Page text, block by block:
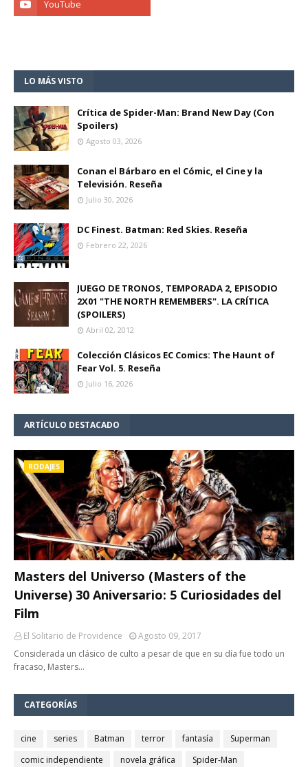
LO MÁS VISTO
Crítica de Spider-Man: Brand New Day (Con
Spoilers)
Agosto 03, 2026
Conan el Bárbaro en el Cómic, el Cine y la
Televisión. Reseña
Julio 30, 2026
DC Finest. Batman: Red Skies. Reseña
Febrero 22, 2026
JUEGO DE TRONOS, TEMPORADA 2, EPISODIO
2X01 "THE NORTH REMEMBERS". LA CRÍTICA
(SPOILERS)
Abril 02, 2012
Colección Clásicos EC Comics: The Haunt of
Fear Vol. 5. Reseña
Julio 16, 2026
ARTÍCULO DESTACADO
RODAJES
Masters del Universo (Masters of the
Universe) 30 Aniversario: 5 Curiosidades del
Film
El Solitario de Providence
Agosto 09, 2017
Considerada un clásico de culto a pesar de que en su día fue todo un
fracaso, Masters…
CATEGORÍAS
cine series Batman terror fantasía
Superman
comic independiente
novela gráfica
Spider-Man